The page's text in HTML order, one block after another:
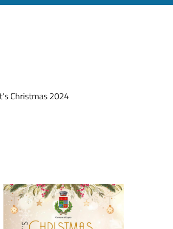
Christmas 2024